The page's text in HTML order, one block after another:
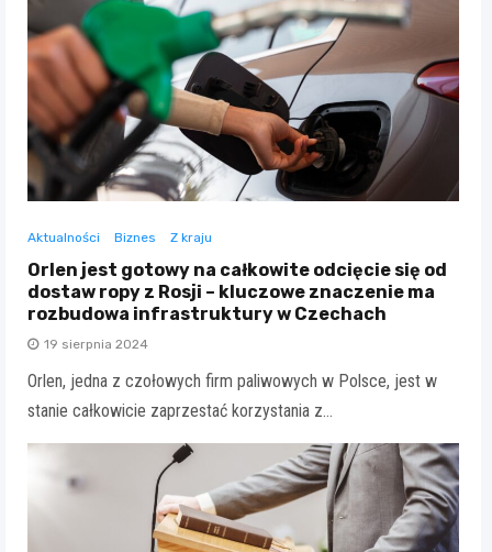
Aktualności Biznes Z kraju
Orlen jest gotowy na całkowite odcięcie się od
dostaw ropy z Rosji – kluczowe znaczenie ma
rozbudowa infrastruktury w Czechach
19 sierpnia 2024
Orlen, jedna z czołowych firm paliwowych w Polsce, jest w
stanie całkowicie zaprzestać korzystania z…